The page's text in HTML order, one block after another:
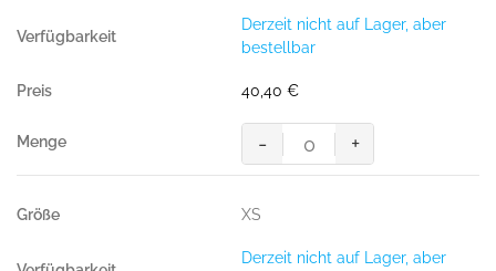
Menge
Derzeit nicht auf Lager, aber
bestellbar
40,40 €
Women-
Sweatjacke
WEINROT
- +
XS
Derzeit nicht auf Lager, aber